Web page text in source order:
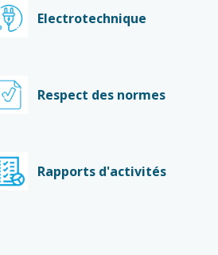
Electrotechnique
Respect des normes
Rapports d'activités